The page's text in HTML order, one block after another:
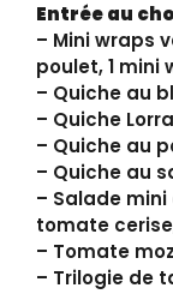
Entrée au
– Mini wraps
poulet, 1 mini
– Quiche au
– Quiche
– Quiche au
– Quiche au
– Salade
tomate
– Tomate
– Trilogie de